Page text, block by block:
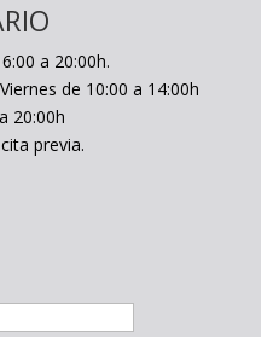
a 20:00h.
de 10:00 a 14:00h
20:00h
previa.